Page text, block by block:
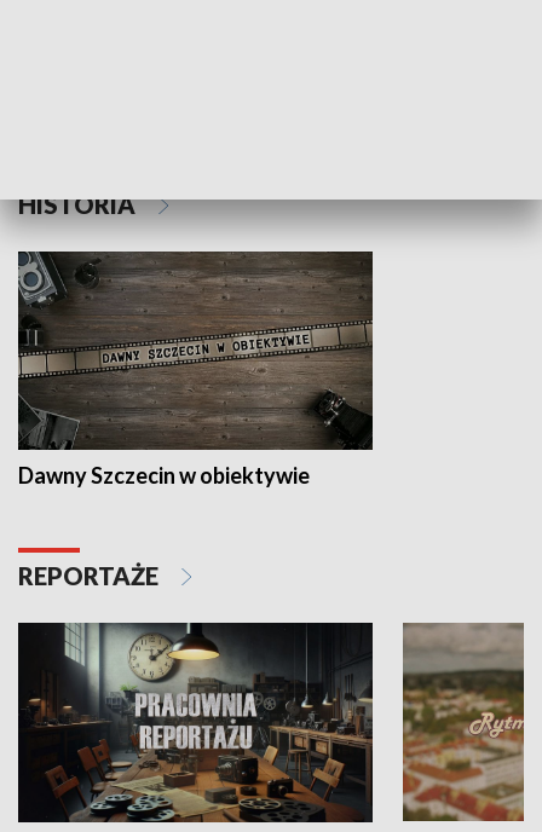
HISTORIA
Dawny Szczecin w obiektywie
REPORTAŻE